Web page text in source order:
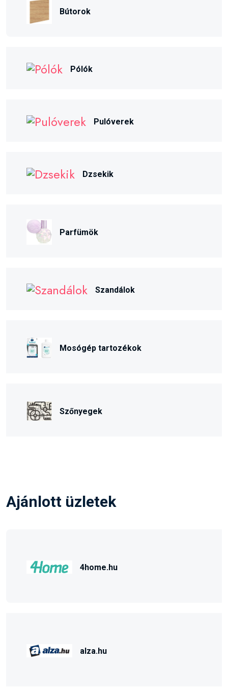
Bútorok
Pólók
Pulóverek
Dzsekik
Parfümök
Szandálok
Mosógép tartozékok
Szőnyegek
Ajánlott üzletek
4home.hu
alza.hu